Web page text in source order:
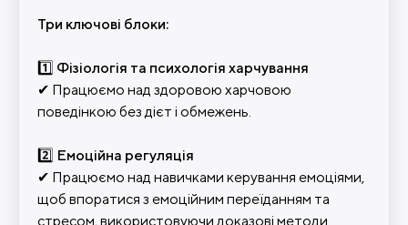
Три ключові блоки:
1️⃣ Фізіологія та психологія харчування
✔ Працюємо над здоровою харчовою
поведінкою без дієт і обмежень.
2️⃣ Емоційна регуляція
✔ Працюємо над навичками керування емоціями,
щоб впоратися з емоційним переїданням та
стресом, використовуючи доказові методи